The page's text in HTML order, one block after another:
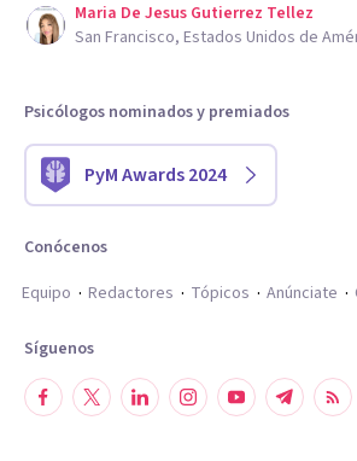
Maria De Jesus Gutierrez Tellez
San Francisco, Estados Unidos de
Psicólogos nominados y premiados
PyM Awards 2024
Conócenos
Equipo
Redactores Tópicos Anúnciate
Síguenos